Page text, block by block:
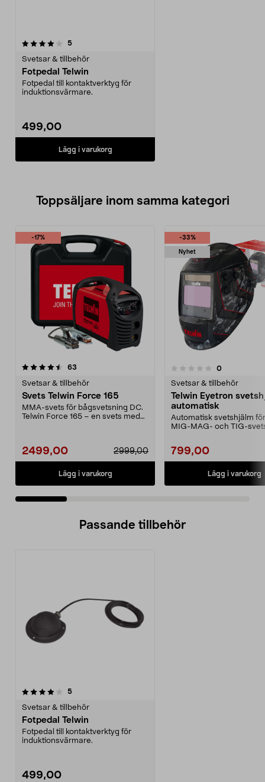
5recensioner
Svetsar & tillbehör
Fotpedal Telwin
Fotpedal till kontaktverktyg för
induktionsvärmare.
499,00
Lägg i varukorg
Toppsäljare inom samma kategori
-17%
63
Svetsar & tillbehör
Svets Telwin Force 165
MMA-svets för bågsvetsning DC.
Telwin Force 165 – en svets med
2499,00 2999,00
Lägg i varukorg
-33%
Nyhet
0.0 av 5 stjärnor 0recensioner
Svetsar & tillbehör
Telwin Eyetron
automatisk
Automatisk svetshjälm
MIG-MAG- och TIG-
799,00
Lägg i varukorg
4.5 av 5 stjärnor
Passande tillbehör
5recensioner
Svetsar & tillbehör
Fotpedal Telwin
Fotpedal till kontaktverktyg för
induktionsvärmare.
499,00